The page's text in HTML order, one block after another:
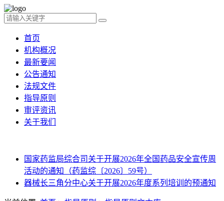
首页
机构概况
最新要闻
公告通知
法规文件
指导原则
审评资讯
关于我们
国家药监局综合司关于开展2026年全国药品安全宣传周
活动的通知（药监综〔2026〕59号）
器械长三角分中心关于开展2026年度系列培训的预通知